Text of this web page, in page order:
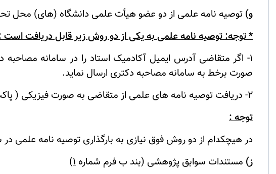
و) توصیه نامه علمی از دو عضو هیأت علمی دانشگاه (های) محل
* توجه: توصیه نامه علمی به یکی از دو روش زیر قابل دریافت است
1- اگر متقاضی آدرس ایمیل آکادمیک استاد را در سامانه
صورت برخط به سامانه مصاحبه دکتری ارسال نماید.
2- دریافت توصیه نامه های علمی از متقاضی به صورت فیزیکی ( پاکت دربسته و چسب و مهر شده ).
توجه :
در هیچکدام از دو روش فوق نیازی به بارگذاری توصیه نامه علمی
ز) مستندات سوابق پژوهشی (بند ب فرم شماره 1
)